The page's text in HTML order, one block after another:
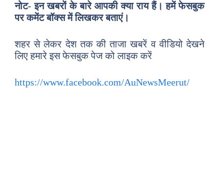
नोट- इन खबरों के बारे आपकी क्या राय हैं। हमें फेसबुक
पर कमेंट बॉक्स में लिखकर बताएं।
शहर से लेकर देश तक की ताजा खबरें व वीडियो देखने
लिए हमारे इस फेसबुक पेज को लाइक करें
https://www.facebook.com/AuNewsMeerut/